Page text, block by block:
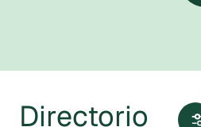
Directorio